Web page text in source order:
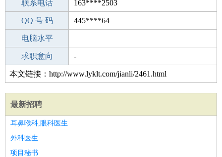
期望月薪
联系电话 163****2503
手机号码 163****2503
QQ 号 码 445****64
微信号码
电脑水平
外语水平
求职意向 -
本文链接：http://www.lyklt.com/jianli/2461.html
最新招聘
耳鼻喉科,眼科医生
外科医生
项目秘书